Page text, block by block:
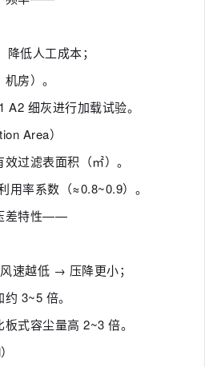
低人工成本；
房）。
细灰进行加载试验。
Area）
过滤表面积（㎡）。
用率系数（≈0.8~0.9）。
差特性——
速越低 → 压降更小；
3~5 倍。
式容尘量高 2~3 倍。